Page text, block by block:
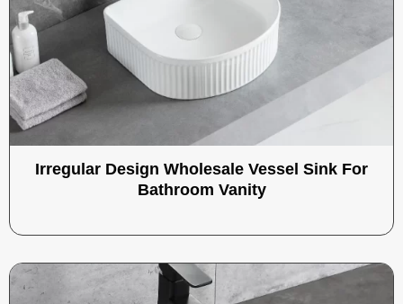
Irregular Design Wholesale Vessel Sink For
Bathroom Vanity